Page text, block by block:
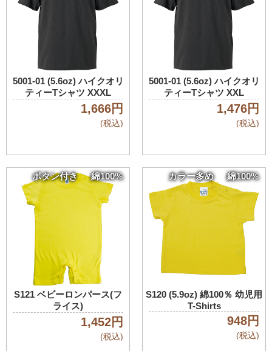
5001-01 (5.6oz) ハイクオリ
ティーTシャツ XXXL
1,666円
(税込)
5001-01 (5.6oz) ハイクオリ
ティーTシャツ XXL
1,476円
(税込)
ボタン付き 綿100%
S121 ベビーロンパース(フ
ライス)
1,452円
(税込)
カラー多め 綿100%
S120 (5.9oz) 綿100％ 幼児用
T-Shirts
948円
(税込)